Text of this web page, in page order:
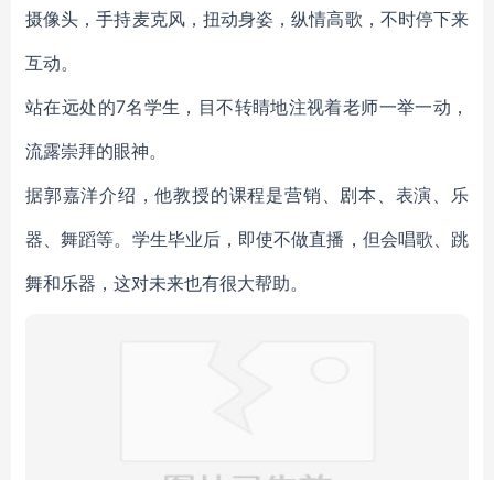
摄像头，手持麦克风，扭动身姿，纵情高歌，不时停下来
互动。
站在远处的7名学生，目不转睛地注视着老师一举一动，
流露崇拜的眼神。
据郭嘉洋介绍，他教授的课程是营销、剧本、表演、乐
器、舞蹈等。学生毕业后，即使不做直播，但会唱歌、跳
舞和乐器，这对未来也有很大帮助。